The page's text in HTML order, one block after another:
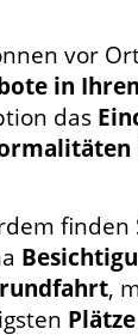
vor
in
das
finden
,